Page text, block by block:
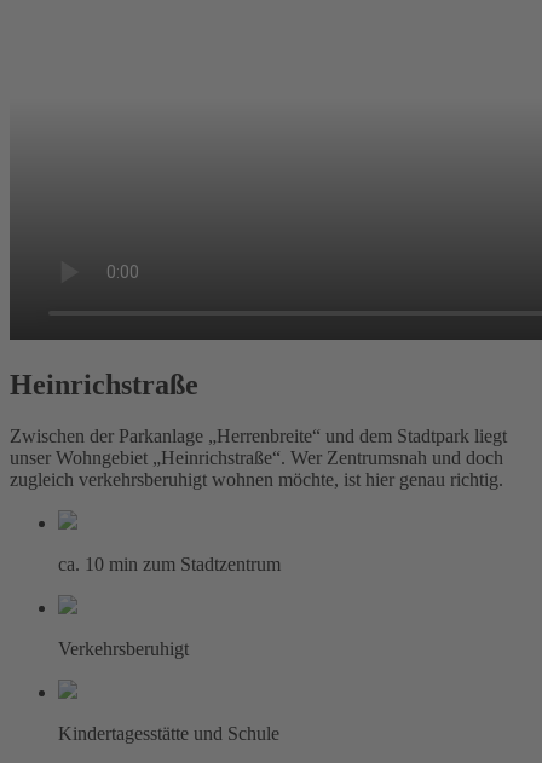
Heinrichstraße
Zwischen der Parkanlage „Herrenbreite“ und dem Stadtpark liegt
unser Wohngebiet „Heinrichstraße“. Wer Zentrumsnah und doch
zugleich verkehrsberuhigt wohnen möchte, ist hier genau richtig.
ca. 10 min zum Stadtzentrum
Verkehrsberuhigt
Kindertagesstätte und Schule